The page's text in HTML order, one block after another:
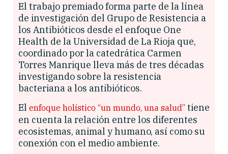
El trabajo premiado forma parte de la línea
de investigación del Grupo de Resistencia a
los Antibióticos desde el enfoque One
Health de la Universidad de La Rioja que,
coordinado por la catedrática Carmen
Torres Manrique lleva más de tres décadas
investigando sobre la resistencia
bacteriana a los antibióticos.
El enfoque holístico “un mundo, una salud” tiene
en cuenta la relación entre los diferentes
ecosistemas, animal y humano, así como su
conexión con el medio ambiente.